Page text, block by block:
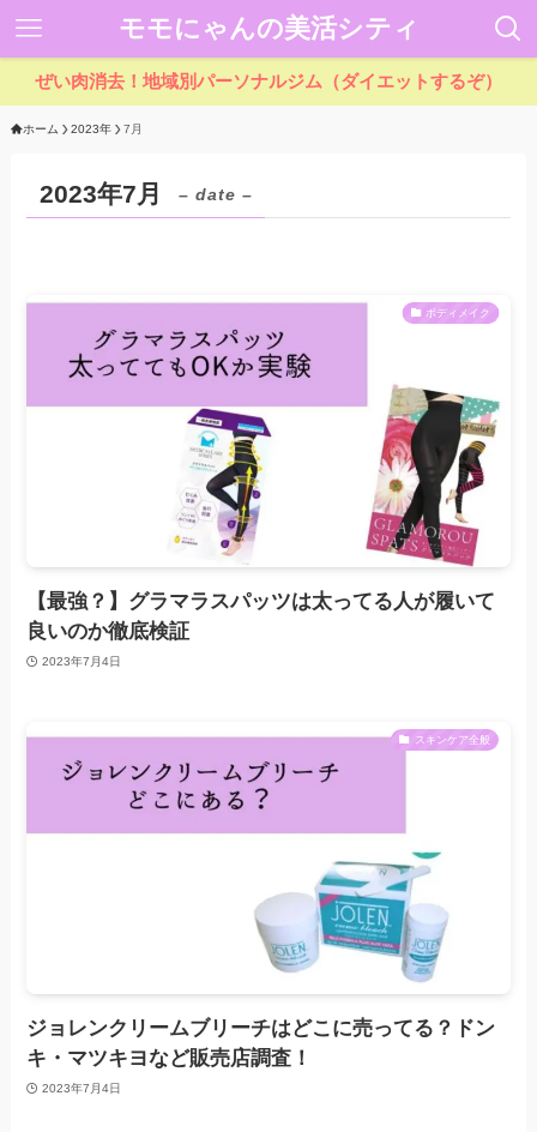
モモにゃんの美活シティ
ぜい肉消去！地域別パーソナルジム（ダイエットするぞ）
ホーム 2023年 7月
2023年7月 – date –
ボディメイク
【最強？】グラマラスパッツは太ってる人が履いて
良いのか徹底検証
2023年7月4日
スキンケア全般
ジョレンクリームブリーチはどこに売ってる？ドン
キ・マツキヨなど販売店調査！
2023年7月4日